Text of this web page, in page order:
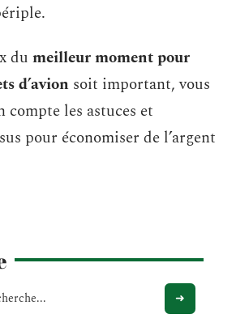
du meilleur moment pour
d’avion soit important, vous
compte les astuces et
pour économiser de l’argent